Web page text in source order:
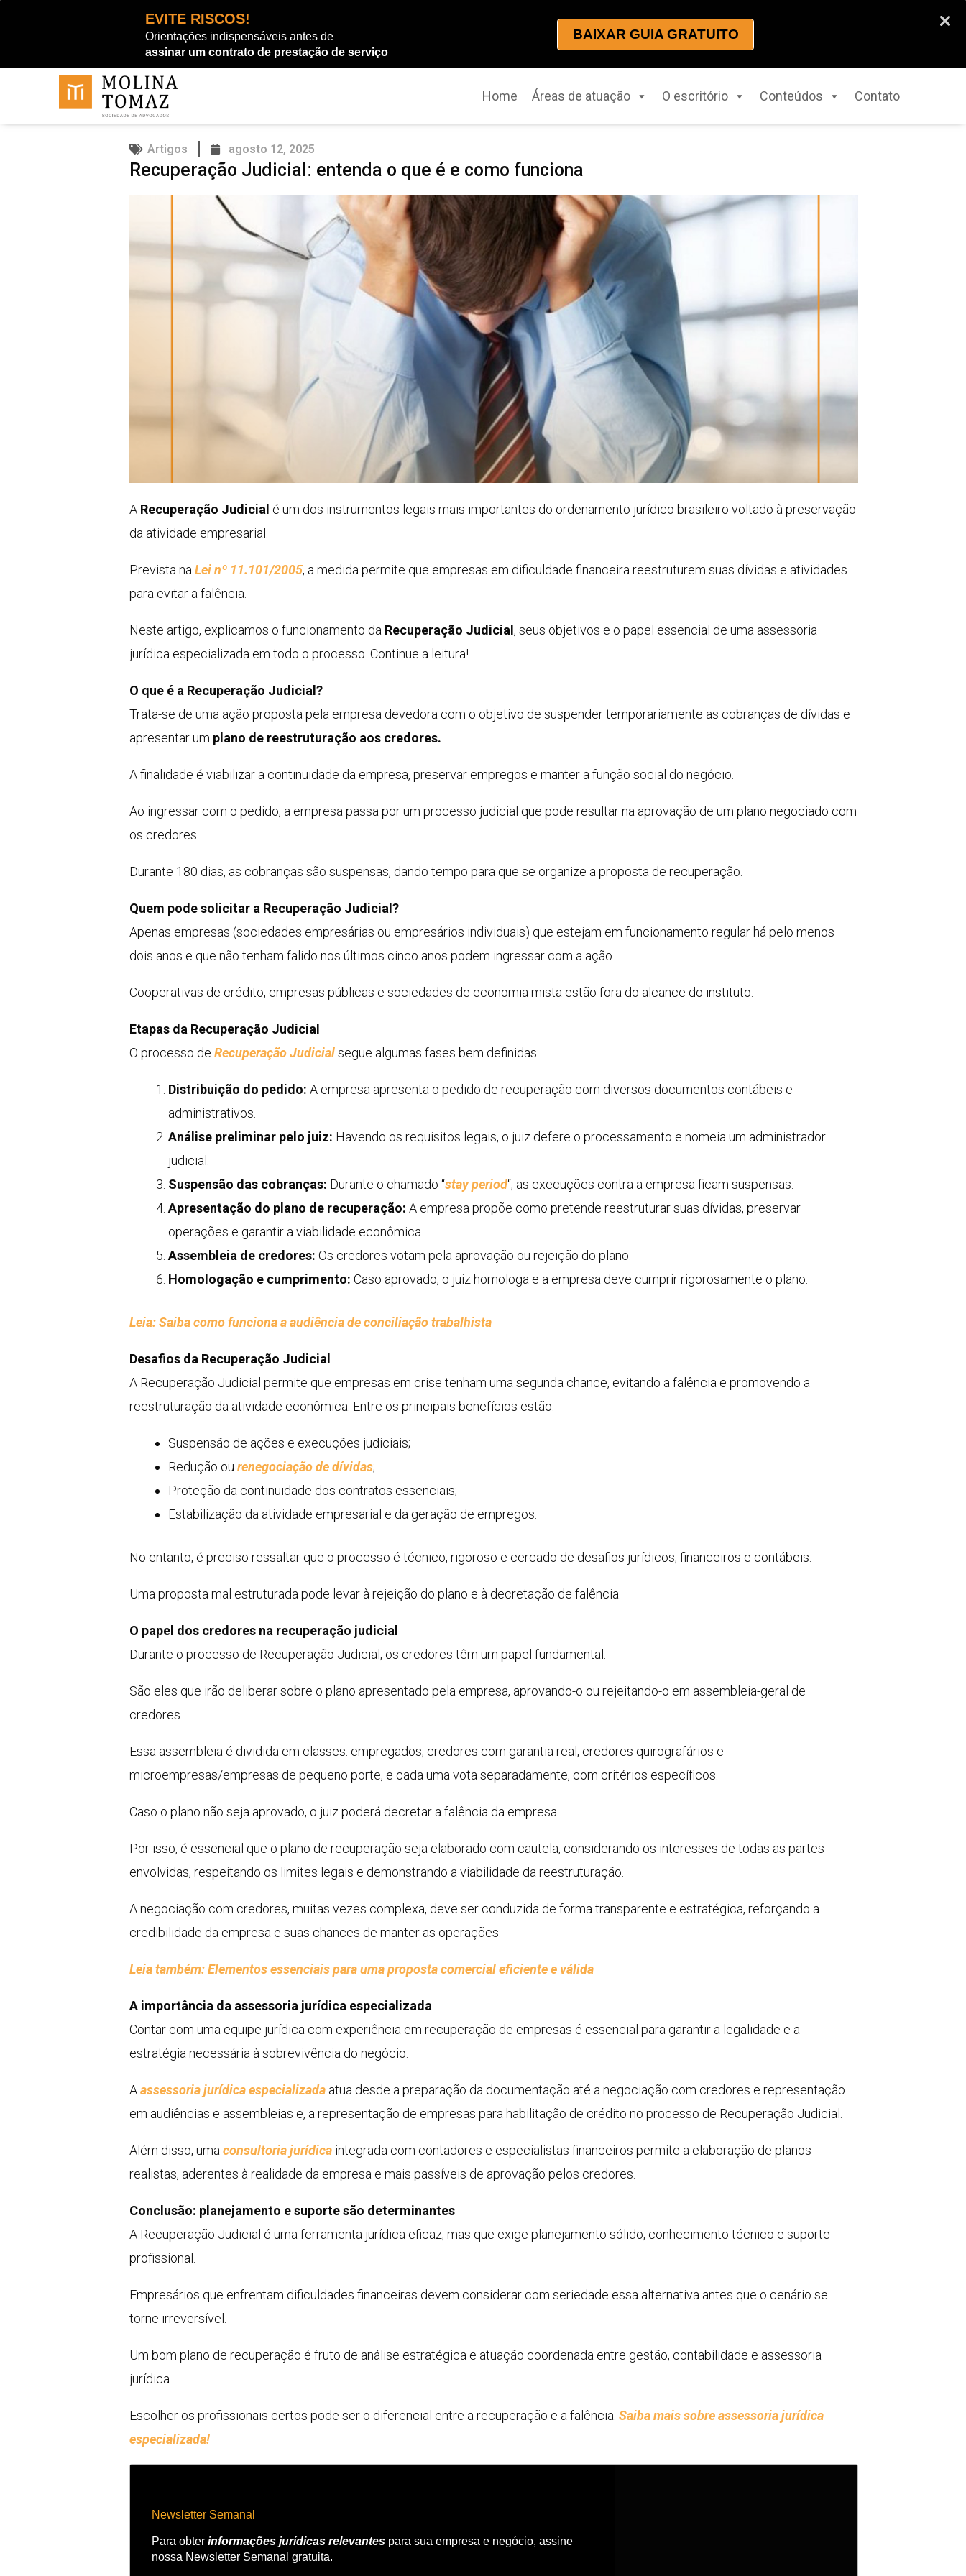
EVITE RISCOS!
Orientações indispensáveis antes de
assinar um contrato de prestação de serviço
BAIXAR GUIA GRATUITO
conteúdo
Home Áreas de atuação O escritório Conteúdos Contato
Artigos agosto 12, 2025
Recuperação Judicial: entenda o que é e como funciona
A Recuperação Judicial é um dos instrumentos legais mais importantes do ordenamento jurídico brasileiro voltado à preservação
da atividade empresarial.
Prevista naLei nº 11.101/2005, a medida permite que empresas em dificuldade financeira reestruturem suas dívidas e atividades
para evitar a falência.
Neste artigo, explicamos o funcionamento da Recuperação Judicial , seus objetivos e o papel essencial de uma assessoria
jurídica especializada em todo o processo. Continue a leitura!
O que é a Recuperação Judicial?
Trata-se de uma ação proposta pela empresa devedora com o objetivo de suspender temporariamente as cobranças de dívidas e
apresentar um plano de reestruturação aos credores.
A finalidade é viabilizar a continuidade da empresa, preservar empregos e manter a função social do negócio.
Ao ingressar com o pedido, a empresa passa por um processo judicial que pode resultar na aprovação de um plano negociado com
os credores.
Durante 180 dias, as cobranças são suspensas, dando tempo para que se organize a proposta de recuperação.
Quem pode solicitar a Recuperação Judicial?
Apenas empresas (sociedades empresárias ou empresários individuais) que estejam em funcionamento regular há pelo menos
dois anos e que não tenham falido nos últimos cinco anos podem ingressar com a ação.
Cooperativas de crédito, empresas públicas e sociedades de economia mista estão fora do alcance do instituto.
Etapas da Recuperação Judicial
O processo de Recuperação Judicialsegue algumas fases bem definidas:
Distribuição do pedido: A empresa apresenta o pedido de recuperação com diversos documentos contábeis e
administrativos.
Análise preliminar pelo juiz: Havendo os requisitos legais, o juiz defere o processamento e nomeia um administrador
judicial.
Suspensão das cobranças: Durante o chamado “stay period“, as execuções contra a empresa ficam suspensas.
Apresentação do plano de recuperação: A empresa propõe como pretende reestruturar suas dívidas, preservar
operações e garantir a viabilidade econômica.
Assembleia de credores: Os credores votam pela aprovação ou rejeição do plano.
Homologação e cumprimento: Caso aprovado, o juiz homologa e a empresa deve cumprir rigorosamente o plano.
Leia: Saiba como funciona a audiência de conciliação trabalhista
Desafios da Recuperação Judicial
A Recuperação Judicial permite que empresas em crise tenham uma segunda chance, evitando a falência e promovendo a
reestruturação da atividade econômica. Entre os principais benefícios estão:
Suspensão de ações e execuções judiciais;
Redução ou renegociação de dívidas;
Proteção da continuidade dos contratos essenciais;
Estabilização da atividade empresarial e da geração de empregos.
No entanto, é preciso ressaltar que o processo é técnico, rigoroso e cercado de desafios jurídicos, financeiros e contábeis.
Uma proposta mal estruturada pode levar à rejeição do plano e à decretação de falência.
O papel dos credores na recuperação judicial
Durante o processo de Recuperação Judicial, os credores têm um papel fundamental.
São eles que irão deliberar sobre o plano apresentado pela empresa, aprovando-o ou rejeitando-o em assembleia-geral de
credores.
Essa assembleia é dividida em classes: empregados, credores com garantia real, credores quirografários e
microempresas/empresas de pequeno porte, e cada uma vota separadamente, com critérios específicos.
Caso o plano não seja aprovado, o juiz poderá decretar a falência da empresa.
Por isso, é essencial que o plano de recuperação seja elaborado com cautela, considerando os interesses de todas as partes
envolvidas, respeitando os limites legais e demonstrando a viabilidade da reestruturação.
A negociação com credores, muitas vezes complexa, deve ser conduzida de forma transparente e estratégica, reforçando a
credibilidade da empresa e suas chances de manter as operações.
Leia também: Elementos essenciais para uma proposta comercial eficiente e válida
A importância da assessoria jurídica especializada
Contar com uma equipe jurídica com experiência em recuperação de empresas é essencial para garantir a legalidade e a
estratégia necessária à sobrevivência do negócio.
Aassessoria jurídica especializada atua desde a preparação da documentação até a negociação com credores e representação
em audiências e assembleias e, a representação de empresas para habilitação de crédito no processo de Recuperação Judicial.
Além disso, umaconsultoria jurídica integrada com contadores e especialistas financeiros permite a elaboração de planos
realistas, aderentes à realidade da empresa e mais passíveis de aprovação pelos credores.
Conclusão: planejamento e suporte são determinantes
A Recuperação Judicial é uma ferramenta jurídica eficaz, mas que exige planejamento sólido, conhecimento técnico e suporte
profissional.
Empresários que enfrentam dificuldades financeiras devem considerar com seriedade essa alternativa antes que o cenário se
torne irreversível.
Um bom plano de recuperação é fruto de análise estratégica e atuação coordenada entre gestão, contabilidade e assessoria
jurídica.
Escolher os profissionais certos pode ser o diferencial entre a recuperação e a falência. Saiba mais sobre assessoria jurídica
especializada!
Newsletter Semanal
Para obter informações jurídicas relevantes para sua empresa e negócio, assine
nossa Newsletter Semanal gratuita.